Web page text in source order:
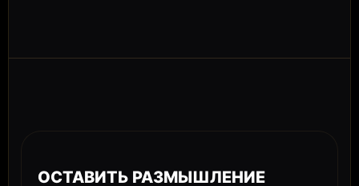
ОСТАВИТЬ РАЗМЫШЛЕНИЕ